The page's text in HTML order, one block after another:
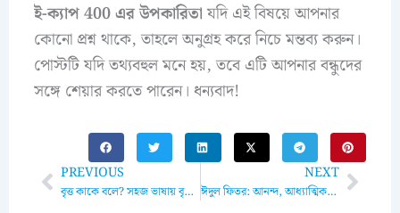
ই-ক্যাপ 400 এর উপকারিতা যদি এই বিষয়ে আপনার
কোনো প্রশ্ন থাকে, তাহলে অনুগ্রহ করে নিচে মন্তব্য করুন।
পোস্টটি যদি তথ্যবহুল মনে হয়, তবে এটি আপনার বন্ধুদের
সঙ্গে শেয়ার করতে পারেন। ধন্যবাদ!
Prev
PREVIOUS
বৃত্ত কাকে বলে? সহজ ভাষায় বৃত্তের সংজ্ঞা, বৈশিষ্ট্য এবং বাস্তব উদাহরণ
NEXT
ঈদুল ফিতর: আনন্দ, আধ্যাত্মিকতা, এবং ঐতিহ্যের মেলবন্ধনNext